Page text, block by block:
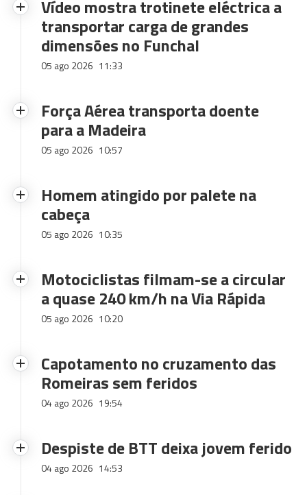
Vídeo mostra trotinete eléctrica a
transportar carga de grandes
dimensões no Funchal
05 ago 2026 11:33
Força Aérea transporta doente
para a Madeira
05 ago 2026 10:57
Homem atingido por palete na
cabeça
05 ago 2026 10:35
Motociclistas filmam-se a circular
a quase 240 km/h na Via Rápida
05 ago 2026 10:20
Capotamento no cruzamento das
Romeiras sem feridos
04 ago 2026 19:54
Despiste de BTT deixa jovem ferido
04 ago 2026 14:53